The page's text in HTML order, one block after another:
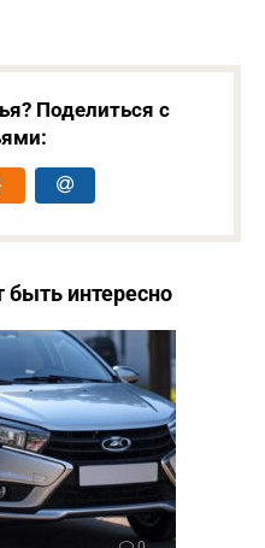
Поделиться с
интересно